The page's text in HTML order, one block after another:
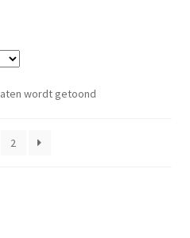
wordt getoond
2